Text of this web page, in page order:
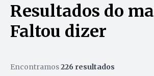
Resultados do
Faltou dizer
Encontramos226 resultados